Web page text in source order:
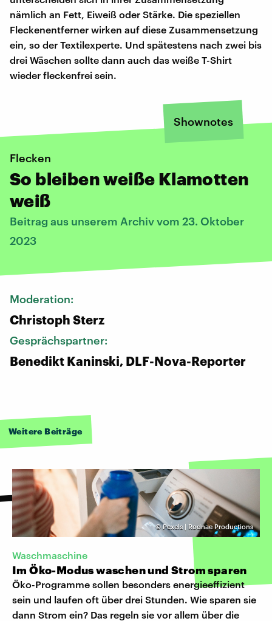
nämlich an Fett, Eiweiß oder Stärke. Die speziellen
Fleckenentferner wirken auf diese Zusammensetzung
ein, so der Textilexperte. Und spätestens nach zwei bis
drei Wäschen sollte dann auch das weiße T-Shirt
wieder fleckenfrei sein.
Shownotes
Flecken
So bleiben weiße Klamotten
weiß
Beitrag aus unserem Archiv vom 23. Oktober
2023
Moderation:
Christoph Sterz
Gesprächspartner:
Benedikt Kaninski, DLF-Nova-Reporter
Weitere Beiträge
©Pexels | Rodnae Productions
Waschmaschine
Im Öko-Modus waschen und Strom sparen
Öko-Programme sollen besonders energieeffizient
sein und laufen oft über drei Stunden. Wie sparen sie
dann Strom ein? Das regeln sie vor allem über die